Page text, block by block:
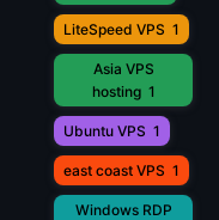
LiteSpeed VPS 1
Asia VPS
hosting 1
Ubuntu VPS 1
east coast VPS 1
Windows RDP